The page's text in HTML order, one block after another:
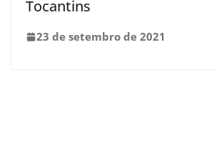
Tocantins
23 de setembro de 2021